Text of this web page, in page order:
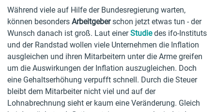
Während viele auf Hilfe der Bundesregierung warten,
können besonders Arbeitgeberschon jetzt etwas tun - der
Wunsch danach ist groß. Laut einerStudiedes ifo-Instituts
und der Randstad wollen viele Unternehmen die Inflation
ausgleichen und ihren Mitarbeitern unter die Arme greifen
um die Auswirkungen der Inflation auszugleichen. Doch
eine Gehaltserhöhung verpufft schnell. Durch die Steuer
bleibt dem Mitarbeiter nicht viel und auf der
Lohnabrechnung sieht er kaum eine Veränderung. Gleich